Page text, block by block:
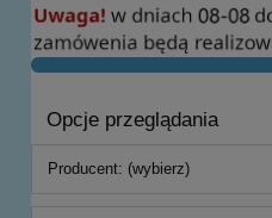
Opcje przeglądania
Producent: (wybierz)